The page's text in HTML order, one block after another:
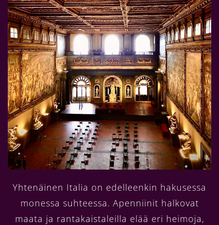
Yhtenäinen Italia on edelleenkin hakusessa
monessa suhteessa. Apenniinit halkovat
maata ja rantakaistaleilla elää eri heimoja,